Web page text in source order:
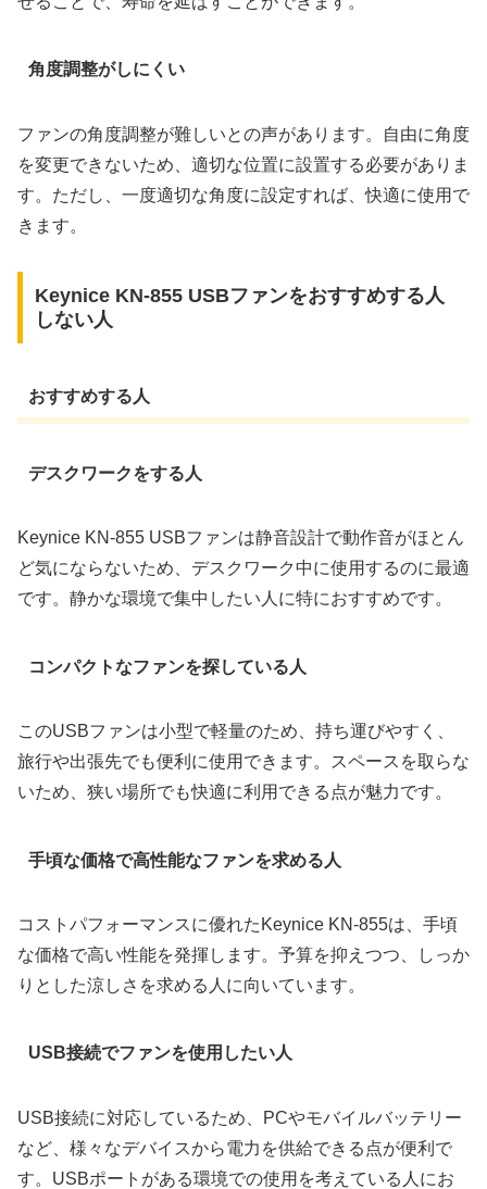
角度調整がしにくい
ファンの角度調整が難しいとの声があります。自由に角度
を変更できないため、適切な位置に設置する必要がありま
す。ただし、一度適切な角度に設定すれば、快適に使用で
きます。
Keynice KN-855 USBファンをおすすめする人
しない人
おすすめする人
デスクワークをする人
Keynice KN-855 USBファンは静音設計で動作音がほとん
ど気にならないため、デスクワーク中に使用するのに最適
です。静かな環境で集中したい人に特におすすめです。
コンパクトなファンを探している人
このUSBファンは小型で軽量のため、持ち運びやすく、
旅行や出張先でも便利に使用できます。スペースを取らな
いため、狭い場所でも快適に利用できる点が魅力です。
手頃な価格で高性能なファンを求める人
コストパフォーマンスに優れたKeynice KN-855は、手頃
な価格で高い性能を発揮します。予算を抑えつつ、しっか
りとした涼しさを求める人に向いています。
USB接続でファンを使用したい人
USB接続に対応しているため、PCやモバイルバッテリー
など、様々なデバイスから電力を供給できる点が便利で
す。USBポートがある環境での使用を考えている人にお